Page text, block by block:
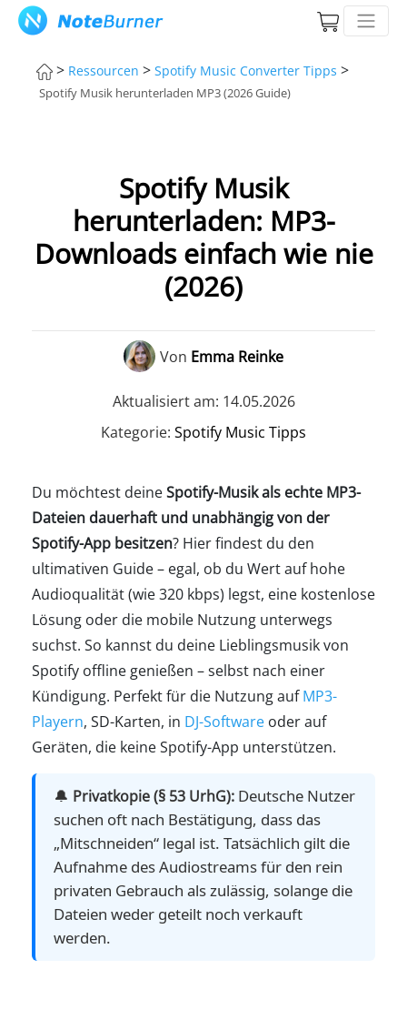
> Ressourcen > Spotify Music Converter Tipps >
Spotify Musik herunterladen MP3 (2026 Guide)
Spotify Musik
herunterladen: MP3-
Downloads einfach wie nie
(2026)
Von Emma Reinke
Aktualisiert am: 14.05.2026
Kategorie: Spotify Music Tipps
Du möchtest deineSpotify-Musik als echte MP3-
Dateien dauerhaft und unabhängig von der
Spotify-App besitzen? Hier findest du den
ultimativen Guide – egal, ob du Wert auf hohe
Audioqualität (wie 320 kbps) legst, eine kostenlose
Lösung oder die mobile Nutzung unterwegs
suchst. So kannst du deine Lieblingsmusik von
Spotify offline genießen – selbst nach einer
Kündigung. Perfekt für die Nutzung aufMP3-
Playern, SD-Karten, in DJ-Software oder auf
Geräten, die keine Spotify-App unterstützen.
🔔 Privatkopie (§ 53 UrhG): Deutsche Nutzer
suchen oft nach Bestätigung, dass das
„Mitschneiden“ legal ist. Tatsächlich gilt die
Aufnahme des Audiostreams für den rein
privaten Gebrauch als zulässig, solange die
Dateien weder geteilt noch verkauft
werden.